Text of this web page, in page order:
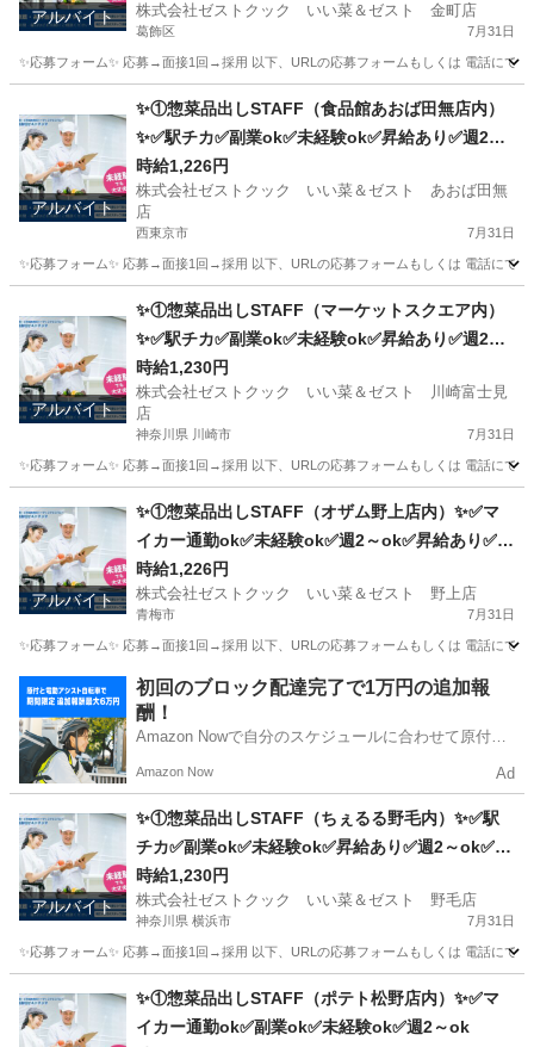
アルバイト 株式会社ゼストクック いい菜＆ゼスト 金町店
葛飾区 7月31日
✨応募フォーム✨ 応募→面接1回→採用 以下、URLの応募フォームもしくは 電話にて
キッチン スタッフ
アルバイト
✨①惣菜品出しSTAFF（食品館あおば田無店内）
✨✅駅チカ✅副業ok✅未経験ok✅昇給あり✅週2～
ok✅扶養内ok
時給1,226円
株式会社ゼストクック いい菜＆ゼスト あおば田無
店
西東京市 7月31日
✨応募フォーム✨ 応募→面接1回→採用 以下、URLの応募フォームもしくは 電話にて
キッチン
アルバイト
✨①惣菜品出しSTAFF（マーケットスクエア内）
✨✅駅チカ✅副業ok✅未経験ok✅昇給あり✅週2～
ok✅扶養内ok
時給1,230円
株式会社ゼストクック いい菜＆ゼスト 川崎富士見
店
神奈川県 川崎市 7月31日
✨応募フォーム✨ 応募→面接1回→採用 以下、URLの応募フォームもしくは 電話にて
キッチン
アルバイト
✨①惣菜品出しSTAFF（オザム野上店内）✨✅マ
イカー通勤ok✅未経験ok✅週2～ok✅昇給あり✅扶
養内ok
時給1,226円
株式会社ゼストクック いい菜＆ゼスト 野上店
青梅市 7月31日
✨応募フォーム✨ 応募→面接1回→採用 以下、URLの応募フォームもしくは 電話にて
キッチン スタッフ
初回のブロック配達完了で1万円の追加報
酬！
Amazon Nowで自分のスケジュールに合わせて原付や
う！
Amazon Now Ad
アルバイト
✨①惣菜品出しSTAFF（ちぇるる野毛内）✨✅駅
チカ✅副業ok✅未経験ok✅昇給あり✅週2～ok✅扶
養内ok
時給1,230円
株式会社ゼストクック いい菜＆ゼスト 野毛店
神奈川県 横浜市 7月31日
✨応募フォーム✨ 応募→面接1回→採用 以下、URLの応募フォームもしくは 電話にて
キッチン
✨①惣菜品出しSTAFF（ポテト松野店内）✨✅マ
イカー通勤ok✅副業ok✅未経験ok✅週2～ok